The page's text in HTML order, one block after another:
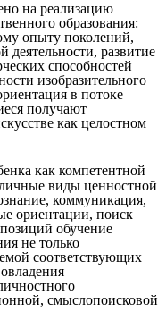
на реализацию
образования:
опыту поколений,
деятельности, развитие
способностей
изобразительного
в потоке
получают
как целостном
как компетентной
виды ценностной
коммуникация,
ориентации, поиск
обучение
не только
соответствующих
смыслопоисковой